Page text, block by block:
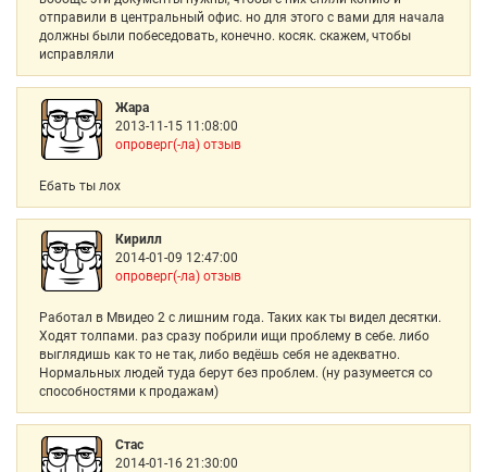
отправили в центральный офис. но для этого с вами для начала
должны были побеседовать, конечно. косяк. скажем, чтобы
исправляли
Жара
2013-11-15 11:08:00
опроверг(-ла) отзыв
Ебать ты лох
Кирилл
2014-01-09 12:47:00
опроверг(-ла) отзыв
Работал в Мвидео 2 с лишним года. Таких как ты видел десятки.
Ходят толпами. раз сразу побрили ищи проблему в себе. либо
выглядишь как то не так, либо ведёшь себя не адекватно.
Нормальных людей туда берут без проблем. (ну разумеется со
способностями к продажам)
Стас
2014-01-16 21:30:00